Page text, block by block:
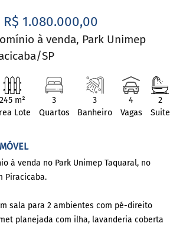
R$ 1.080.000,00
à venda, Park Unimep
SP
245 m²
Lote
3
Quartos
3
Banheiro
4
Vagas
2
Suite
à venda no Park Unimep Taquaral, no
Piracicaba.
sala para 2 ambientes com pé-direito
planejada com ilha, lavanderia coberta